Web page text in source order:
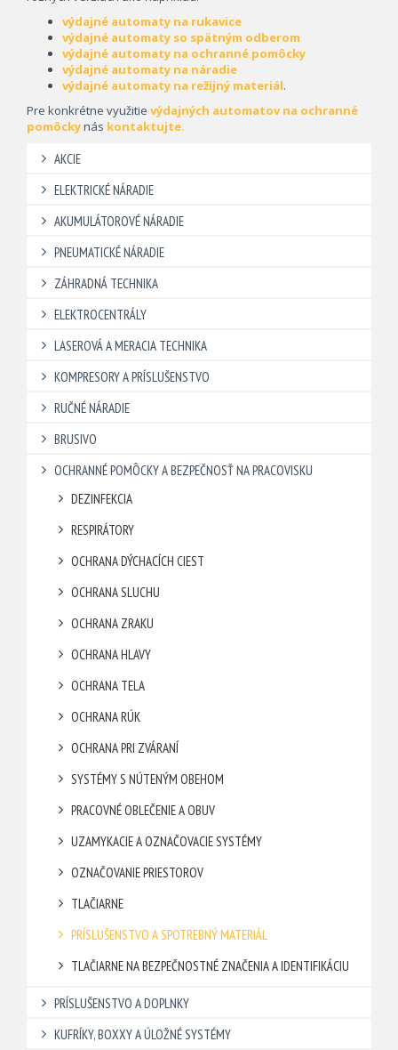
výdajné automaty na rukavice
výdajné automaty so spätným odberom
výdajné automaty na ochranné pomôcky
výdajné automaty na náradie
výdajné automaty na režijný materiál.
Pre konkrétne využitie výdajných automatov na ochranné
pomôckynás kontaktujte.
AKCIE
ELEKTRICKÉ NÁRADIE
AKUMULÁTOROVÉ NÁRADIE
PNEUMATICKÉ NÁRADIE
ZÁHRADNÁ TECHNIKA
ELEKTROCENTRÁLY
LASEROVÁ A MERACIA TECHNIKA
KOMPRESORY A PRÍSLUŠENSTVO
RUČNÉ NÁRADIE
BRUSIVO
OCHRANNÉ POMÔCKY A BEZPEČNOSŤ NA PRACOVISKU
DEZINFEKCIA
RESPIRÁTORY
OCHRANA DÝCHACÍCH CIEST
OCHRANA SLUCHU
OCHRANA ZRAKU
OCHRANA HLAVY
OCHRANA TELA
OCHRANA RÚK
OCHRANA PRI ZVÁRANÍ
SYSTÉMY S NÚTENÝM OBEHOM
PRACOVNÉ OBLEČENIE A OBUV
UZAMYKACIE A OZNAČOVACIE SYSTÉMY
OZNAČOVANIE PRIESTOROV
TLAČIARNE
PRÍSLUŠENSTVO A SPOTREBNÝ MATERIÁL
TLAČIARNE NA BEZPEČNOSTNÉ ZNAČENIA A IDENTIFIKÁCIU
PRÍSLUŠENSTVO A DOPLNKY
KUFRÍKY, BOXXY A ÚLOŽNÉ SYSTÉMY